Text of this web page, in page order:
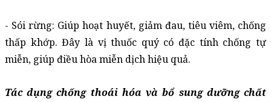
- Sói rừng: Giúp hoạt huyết, giảm đau, tiêu viêm, chống
thấp khớp. Đây là vị thuốc quý có đặc tính chống tự
miễn, giúp điều hòa miễn dịch hiệu quả.
Tác dụng chống thoái hóa và bổ sung dưỡng chất